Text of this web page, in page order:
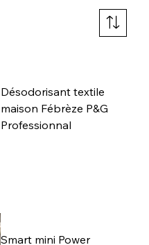
Désodorisant textile
maison Fébrèze P&G
Professionnal
Smart mini Power